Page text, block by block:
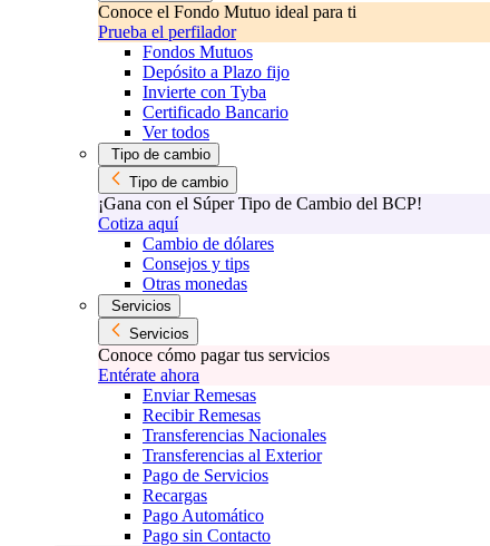
Conoce el Fondo Mutuo ideal para ti
Prueba el perfilador
Fondos Mutuos
Depósito a Plazo fijo
Invierte con Tyba
Certificado Bancario
Ver todos
Tipo de cambio
Tipo de cambio
¡Gana con el Súper Tipo de Cambio del BCP!
Cotiza aquí
Cambio de dólares
Consejos y tips
Otras monedas
Servicios
Servicios
Conoce cómo pagar tus servicios
Entérate ahora
Enviar Remesas
Recibir Remesas
Transferencias Nacionales
Transferencias al Exterior
Pago de Servicios
Recargas
Pago Automático
Pago sin Contacto